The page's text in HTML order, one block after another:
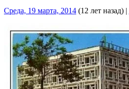
Среда, 19 марта, 2014 (12 лет назад) |